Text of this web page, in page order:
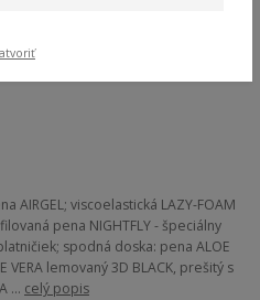
AIRGEL; viscoelastická LAZY-FOAM
pena NIGHTFLY - špeciálny
spodná doska: pena ALOE
VERA lemovaný 3D BLACK, prešitý s
... celý popis